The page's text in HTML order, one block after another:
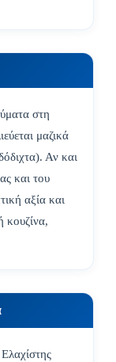
στη
μαζικά
Αν και
και του
αξία και
κουζίνα,